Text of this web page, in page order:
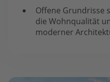
Offene Grundrisse
die Wohnqualität
moderner